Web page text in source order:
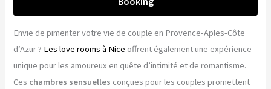
Envie de pimenter votre vie de couple en Provence-Aples-Côte
d’Azur ? Les love rooms à Nice offrent également une expérience
unique pour les amoureux en quête d’intimité et de romantisme.
Ces chambres sensuelles conçues pour les couples promettent